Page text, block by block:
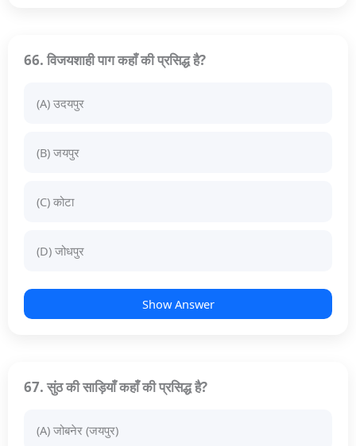
66. विजयशाही पाग कहाँ की प्रसिद्ध है?
(A) उदयपुर
(B) जयपुर
(C) कोटा
(D) जोधपुर
Show Answer
67. सुंठ की साड़ियाँ कहाँ की प्रसिद्ध है?
(A) जोबनेर (जयपुर)